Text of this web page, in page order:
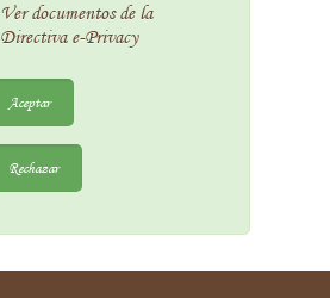
Ver documentos de la
Directiva e-Privacy
Aceptar
Rechazar